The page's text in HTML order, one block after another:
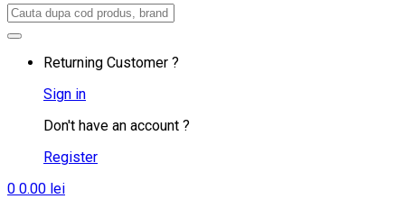
Search
Returning Customer ?
Sign in
Don't have an account ?
Register
0 0.00 lei